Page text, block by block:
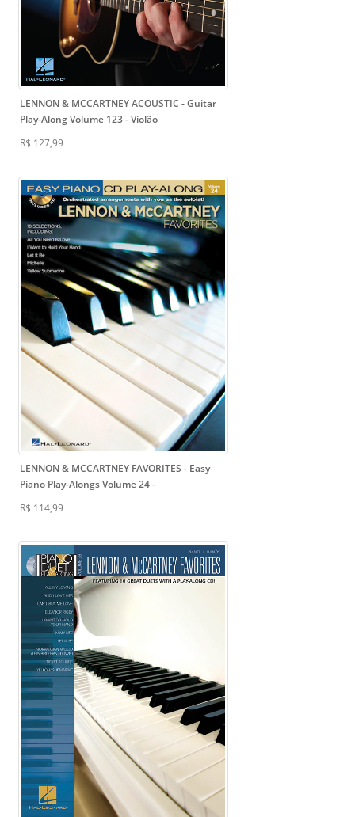
LENNON & MCCARTNEY ACOUSTIC - Guitar
Play-Along Volume 123- Violão
R$ 127,99
LENNON & MCCARTNEY FAVORITES - Easy
Piano Play-Alongs Volume 24-
R$ 114,99